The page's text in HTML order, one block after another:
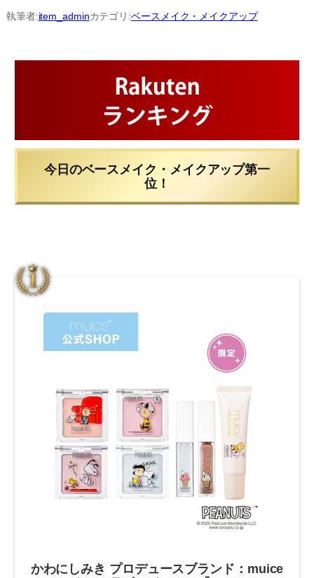
内
容
執筆者:item_adminカテゴリ:ベースメイク・メイクアップ
今日のベースメイク・メイクアップ第一
位！
かわにしみき プロデュースブランド：muice